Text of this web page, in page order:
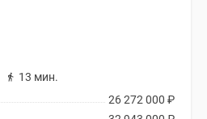
13 мин.
26 272 000 ₽